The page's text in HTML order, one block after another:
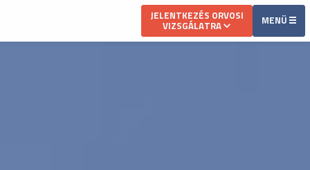
JELENTKEZÉS ORVOSI
VIZSGÁLATRA MENÜ